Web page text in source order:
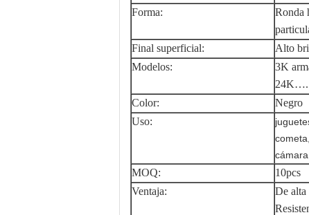
Forma:
Ronda
Final superficial:
Alto
Modelos:
3K
24K….
Color:
Negro
Uso:
MOQ:
10pcs
Ventaja:
De alta